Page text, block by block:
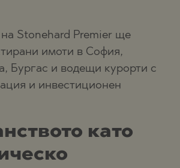
Stonehard Premier ще
имоти в София,
Бургас и водещи курорти с
и инвестиционен
като